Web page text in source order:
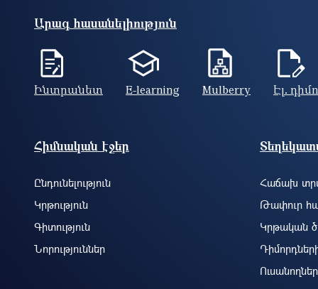
Արագ հասանելիություն
Ինտրանետ E-learning Mulberry Էլ.
Footer site information
Հիմնական էջեր
Ընդունելություն
Կրթություն
Գիտություն
Նորություններ
Հաճախ
Թափուր
Կրթական